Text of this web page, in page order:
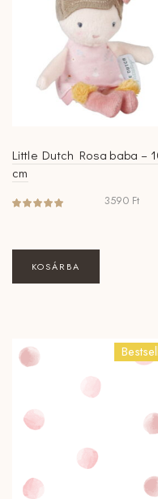
Little Dutch Rosa baba –
cm
3590 Ft
KOSÁRBA